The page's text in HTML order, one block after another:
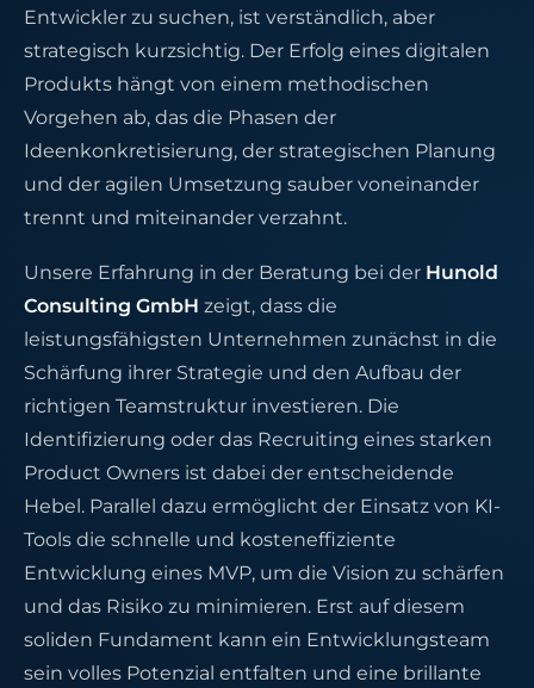
Entwickler zu suchen, ist verständlich, aber
strategisch kurzsichtig. Der Erfolg eines digitalen
Produkts hängt von einem methodischen
Vorgehen ab, das die Phasen der
Ideenkonkretisierung, der strategischen Planung
und der agilen Umsetzung sauber voneinander
trennt und miteinander verzahnt.
Unsere Erfahrung in der Beratung bei der Hunold
Consulting GmbH zeigt, dass die
leistungsfähigsten Unternehmen zunächst in die
Schärfung ihrer Strategie und den Aufbau der
richtigen Teamstruktur investieren. Die
Identifizierung oder das Recruiting eines starken
Product Owners ist dabei der entscheidende
Hebel. Parallel dazu ermöglicht der Einsatz von KI-
Tools die schnelle und kosteneffiziente
Entwicklung eines MVP, um die Vision zu schärfen
und das Risiko zu minimieren. Erst auf diesem
soliden Fundament kann ein Entwicklungsteam
sein volles Potenzial entfalten und eine brillante